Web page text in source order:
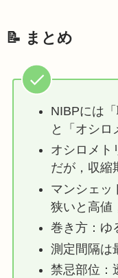
📝 まとめ
NIBPには
と「オシロ
オシロメト
だが，収縮
マンシェッ
狭いと高値
巻き方：ゆ
測定間隔は
禁忌部位：